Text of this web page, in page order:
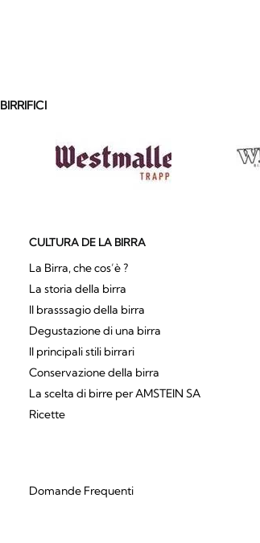
BIRRIFICI
CULTURA DE LA BIRRA
La Birra, che cos’è ?
La storia della birra
Il brasssagio della birra
Degustazione di una birra
Il principali stili birrari
Conservazione della birra
La scelta di birre per AMSTEIN SA
Ricette
Domande Frequenti